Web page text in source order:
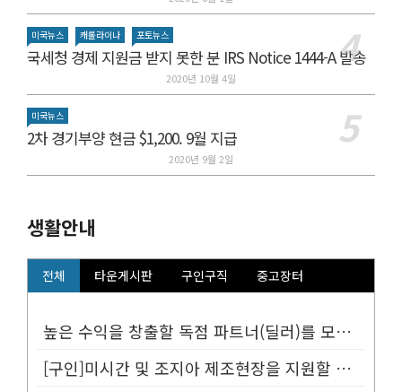
미국뉴스 캐롤라이나 포토뉴스
국세청 경제 지원금 받지 못한 분 IRS Notice 1444-A 발송
2020년 10월 4일
미국뉴스
2차 경기부양 현금 $1,200. 9월 지급
2020년 9월 2일
생활안내
전체 타운게시판 구인구직 중고장터
높은 수익을 창출할 독점 파트너(딜러)를 모십니다.
[구인]미시간 및 조지아 제조현장을 지원할 Customer Service...